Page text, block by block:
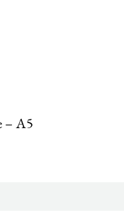
– A5